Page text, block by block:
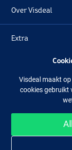
Over Visdeal
Extra
Visdeal maakt
cookies gebruikt